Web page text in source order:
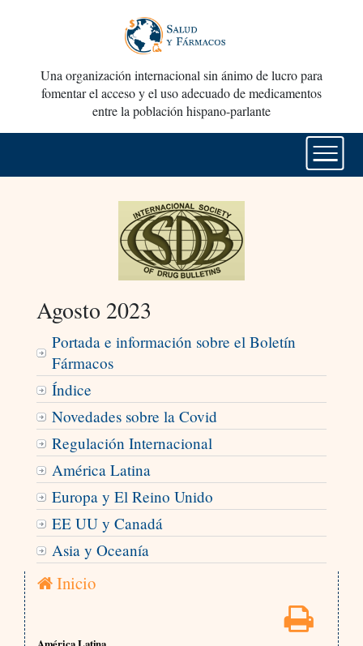
Una organización internacional sin ánimo de lucro para
fomentar el acceso y el uso adecuado de medicamentos
entre la población hispano-parlante
Agosto 2023
Portada e información sobre el Boletín
Fármacos
Índice
Novedades sobre la Covid
Regulación Internacional
América Latina
Europa y El Reino Unido
EE UU y Canadá
Asia y Oceanía
Inicio